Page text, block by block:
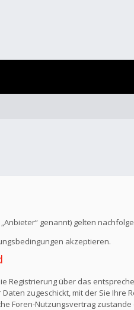
genannt) gelten
akzeptieren.
Registrierung über das
zugeschickt, mit der Sie
Foren-Nutzungsvertrag zustande